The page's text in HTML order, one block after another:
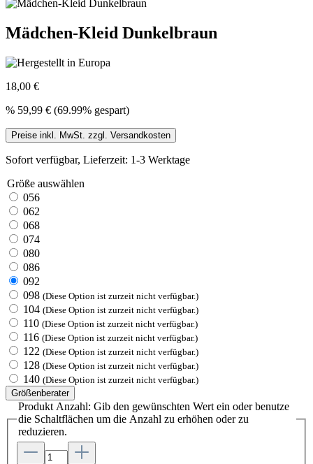
Mädchen-Kleid Dunkelbraun
18,00 €
% 59,99 € (69.99% gespart)
Preise inkl. MwSt. zzgl. Versandkosten
Sofort verfügbar, Lieferzeit: 1-3 Werktage
Größe auswählen
056
062
068
074
080
086
092
098 (Diese Option ist zurzeit nicht verfügbar.)
104 (Diese Option ist zurzeit nicht verfügbar.)
110 (Diese Option ist zurzeit nicht verfügbar.)
116 (Diese Option ist zurzeit nicht verfügbar.)
122 (Diese Option ist zurzeit nicht verfügbar.)
128 (Diese Option ist zurzeit nicht verfügbar.)
140 (Diese Option ist zurzeit nicht verfügbar.)
Größenberater
Produkt Anzahl: Gib den gewünschten Wert ein oder benutze
die Schaltflächen um die Anzahl zu erhöhen oder zu
reduzieren.